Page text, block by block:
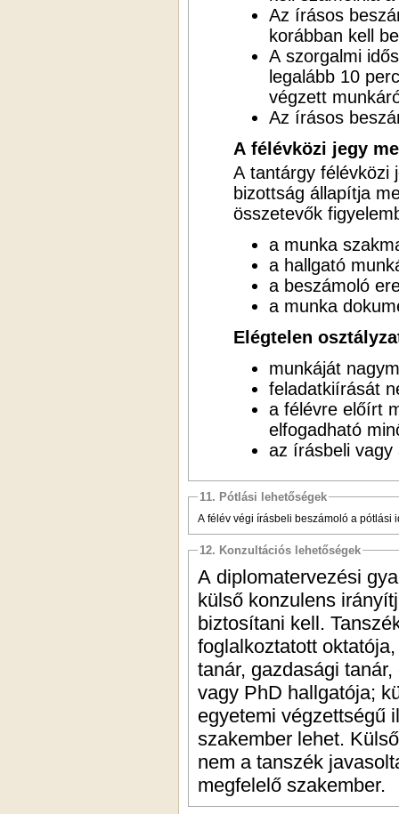
Az írásos
korábban kell
A szorgalmi
legalább 10
végzett
Az írásos
A félévközi jegy
A tantárgy félévközi
bizottság állapítja
összetevők
a munka
a hallgató
a beszámoló
a munka
Elégtelen
munkáját
feladatkiírását
a félévre előírt
elfogadható
az írásbeli vagy
11. Pótlási lehetőségek
A félév végi írásbeli beszámoló a pótlási
12. Konzultációs lehetőségek
A diplomatervezési
külső konzulens
biztosítani kell.
foglalkoztatott
tanár, gazdasági
vagy PhD hallgatója;
egyetemi végzettségű
szakember lehet.
nem a tanszék
megfelelő szakember.